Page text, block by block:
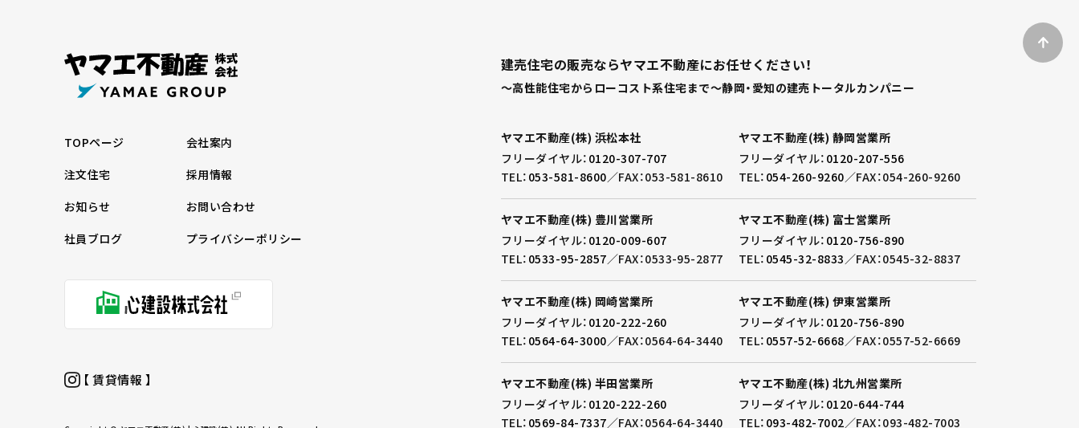
TOPページ
会社案内
注文住宅
採用情報
お知らせ
お問い合わせ
社員ブログ
プライバシーポリシー
【 賃貸情報 】
建売住宅の販売ならヤマエ不動産にお任せください！
～高性能住宅からローコスト系住宅まで～静岡・愛知の建売トータルカンパニー
ヤマエ不動産(株) 浜松本社
フリーダイヤル： 0120-307-707
TEL： 053-581-8600／FAX：053-581-8610
ヤマエ不動産(株) 静岡営業所
フリーダイヤル： 0120-207-556
TEL： 054-260-9260／FAX：054-260-9260
ヤマエ不動産(株) 豊川営業所
フリーダイヤル： 0120-009-607
TEL： 0533-95-2857／FAX：0533-95-2877
ヤマエ不動産(株) 富士営業所
フリーダイヤル： 0120-756-890
TEL： 0545-32-8833 ／FAX：0545-32-8837
ヤマエ不動産(株) 岡崎営業所
フリーダイヤル： 0120-222-260
TEL： 0564-64-3000／FAX：0564-64-3440
ヤマエ不動産(株) 伊東営業所
フリーダイヤル： 0120-756-890
TEL： 0557-52-6668／FAX：0557-52-6669
ヤマエ不動産(株) 半田営業所
フリーダイヤル： 0120-222-260
TEL： 0569-84-7337／FAX：0564-64-3440
ヤマエ不動産(株) 北九州営業所
フリーダイヤル： 0120-644-744
TEL： 093-482-7002／FAX：093-482-7003